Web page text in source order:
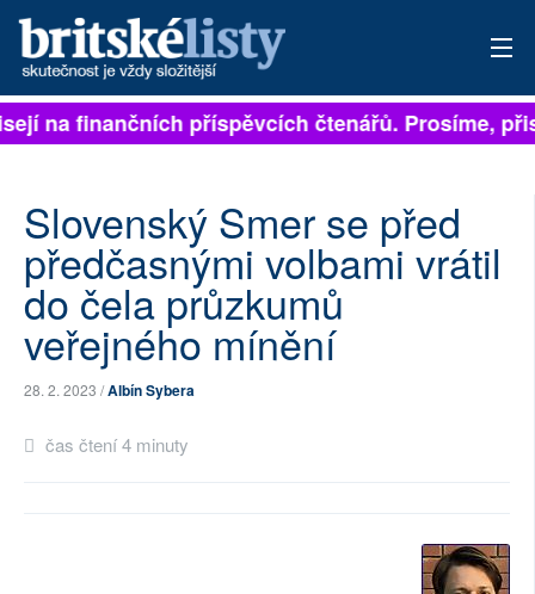
PŘIHLÁSIT
ARCHIV
ROZHOVORY
TÉMATA
NEJČTENĚJŠÍ ZA 7 DNÍ
AUTOŘI
na finančních příspěvcích čtenářů. Prosíme,
Slovenský Smer se před
předčasnými volbami vrátil
do čela průzkumů
veřejného mínění
28. 2. 2023 /Albín Sybera
čas čtení 4 minuty